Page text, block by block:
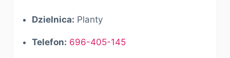
Dzielnica: Planty
Telefon: 696-405-145